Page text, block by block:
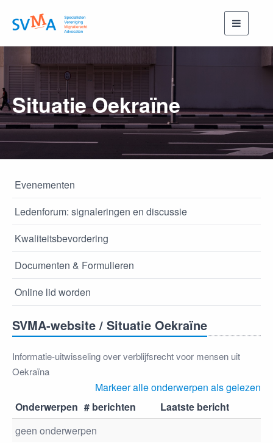
Toggle
Situatie Oekraïne
Evenementen
Ledenforum: signaleringen en discussie
Kwaliteitsbevordering
Documenten & Formulieren
Online lid worden
SVMA-website / Situatie Oekraïne
Informatie-uitwisseling over verblijfsrecht voor mensen uit
Oekraïna
Markeer alle onderwerpen als gelezen
Onderwerpen # berichten
Laatste bericht
geen onderwerpen